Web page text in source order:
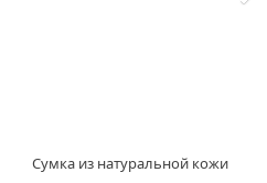
Сумка из натуральной кожи